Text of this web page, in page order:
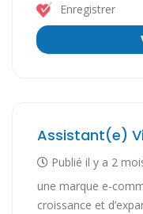
Enregistrer
Publié il y a 2
une marque e-
croissance et